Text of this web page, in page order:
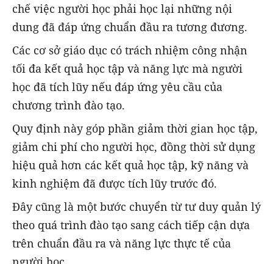
chế việc người học phải học lại những nội
dung đã đáp ứng chuẩn đầu ra tương đương.
Các cơ sở giáo dục có trách nhiệm công nhận
tối đa kết quả học tập và năng lực mà người
học đã tích lũy nếu đáp ứng yêu cầu của
chương trình đào tạo.
Quy định này góp phần giảm thời gian học tập,
giảm chi phí cho người học, đồng thời sử dụng
hiệu quả hơn các kết quả học tập, kỹ năng và
kinh nghiệm đã được tích lũy trước đó.
Đây cũng là một bước chuyển từ tư duy quản lý
theo quá trình đào tạo sang cách tiếp cận dựa
trên chuẩn đầu ra và năng lực thực tế của